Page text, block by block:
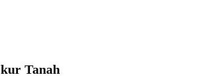
Tanah